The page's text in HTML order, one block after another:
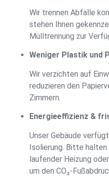
Wir trennen Abfälle
stehen Ihnen
Mülltrennung zur
Weniger Plastik und
Wir verzichten auf
reduzieren den
Zimmern.
Energieeffizienz &
Unser Gebäude
Isolierung. Bitte halten
laufender Heizung
um den CO₂-